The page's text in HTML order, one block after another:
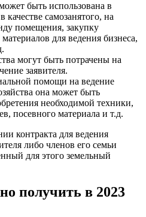
быть использована в
качестве самозанятого, на
помещения, закупку
для ведения бизнеса,
могут быть потрачены на
заявителя.
помощи на ведение
она может быть
необходимой техники,
посевного материала и т.д.
для ведения
либо членов его семьи
для этого земельный
получить в 2023